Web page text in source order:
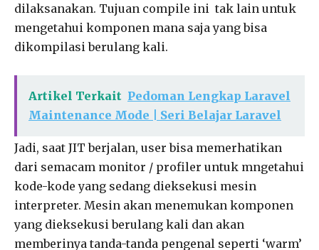
dilaksanakan. Tujuan compile ini tak lain untuk
mengetahui komponen mana saja yang bisa
dikompilasi berulang kali.
Artikel Terkait Pedoman Lengkap Laravel
Maintenance Mode | Seri Belajar Laravel
Jadi, saat JIT berjalan, user bisa memerhatikan
dari semacam monitor / profiler untuk mngetahui
kode-kode yang sedang dieksekusi mesin
interpreter. Mesin akan menemukan komponen
yang dieksekusi berulang kali dan akan
memberinya tanda-tanda pengenal seperti ‘warm’